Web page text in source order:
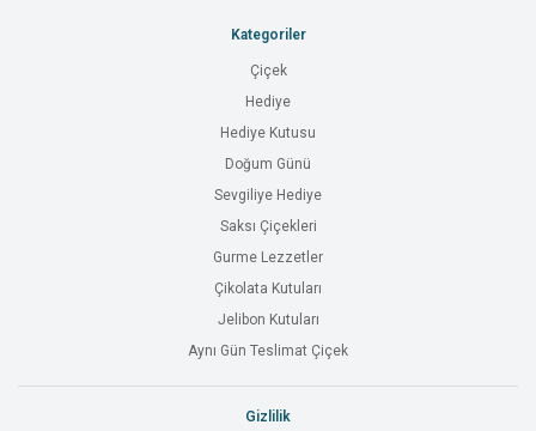
Kategoriler
Çiçek
Hediye
Hediye Kutusu
Doğum Günü
Sevgiliye Hediye
Saksı Çiçekleri
Gurme Lezzetler
Çikolata Kutuları
Jelibon Kutuları
Aynı Gün Teslimat Çiçek
Gizlilik